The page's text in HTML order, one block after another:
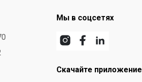
Мы в соцсетях
Скачайте приложение